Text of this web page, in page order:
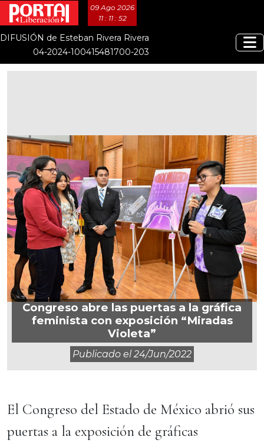
09 Ago 2026
11 : 11 : 53
DIFUSIÓN de Esteban Rivera Rivera
04-2024-100415481700-203
Congreso abre las puertas a la gráfica
feminista con exposición “Miradas
Violeta”
Publicado el24/jun/2022
El Congreso del Estado de México abrió sus
puertas a la exposición de gráficas